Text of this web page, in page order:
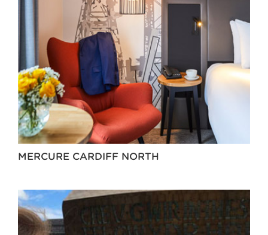
MERCURE CARDIFF NORTH